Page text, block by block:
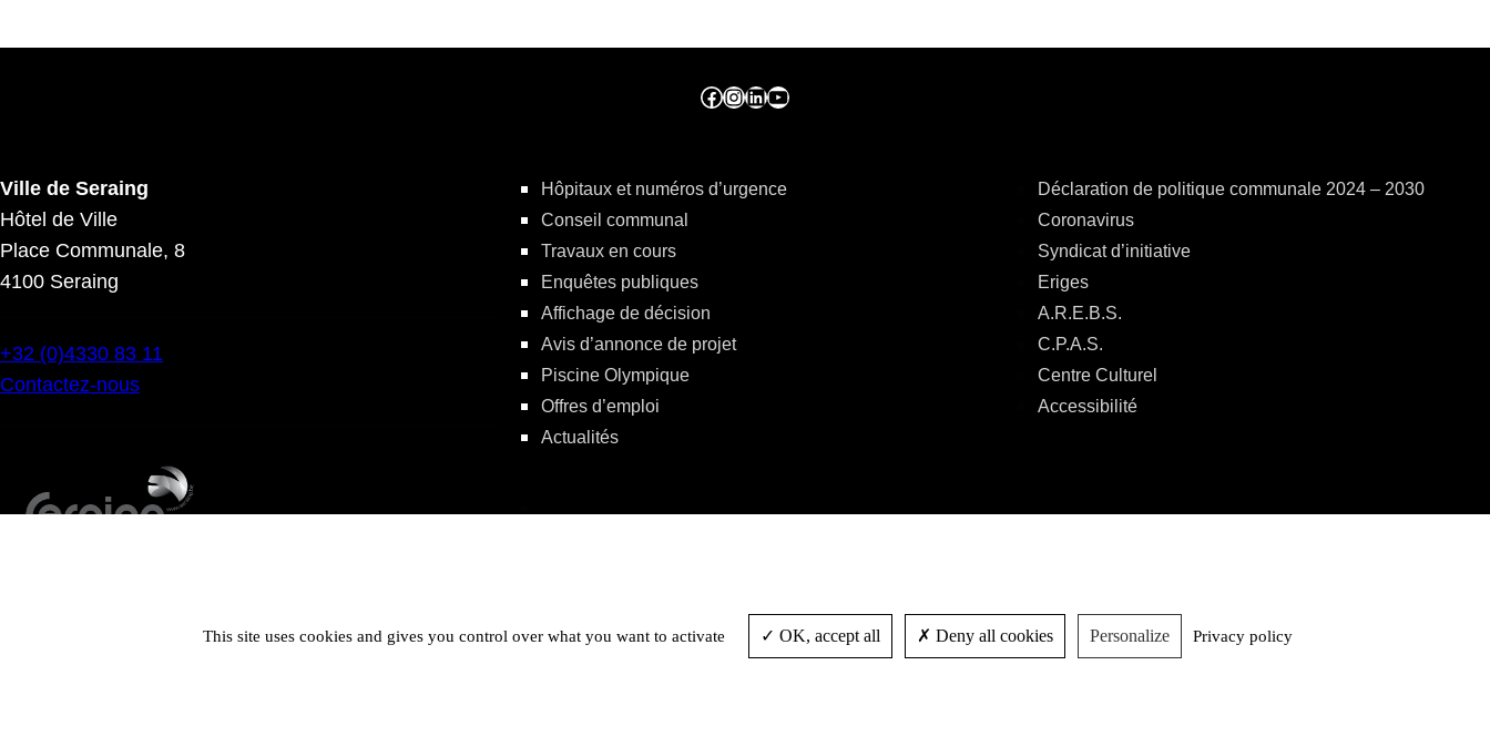
Facebook ville de seraing Instragram ville de seraing linkedin – ville de seraing YouTube
Ville de Seraing
Hôtel de Ville
Place Communale, 8
4100 Seraing
+32 (0)4330 83 11
Contactez-nous
Hôpitaux et numéros d’urgence
Conseil communal
Travaux en cours
Enquêtes publiques
Affichage de décision
Avis d’annonce de projet
Piscine Olympique
Offres d’emploi
Actualités
Déclaration de politique communale 2024 – 2030
Coronavirus
Syndicat d’initiative
Eriges
A.R.E.B.S.
C.P.A.S.
Centre Culturel
Accessibilité
This site uses cookies and gives you control over what you want to activate OK, accept all Deny all cookies Personalize Privacy policy